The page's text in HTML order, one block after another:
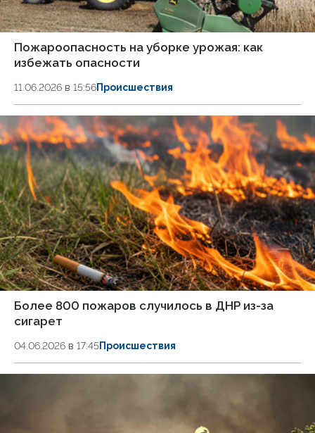
Пожароопасность на уборке урожая: как
избежать опасности
11.06.2026 в 15:56Происшествия
Более 800 пожаров случилось в ДНР из-за
сигарет
04.06.2026 в 17:45 Происшествия